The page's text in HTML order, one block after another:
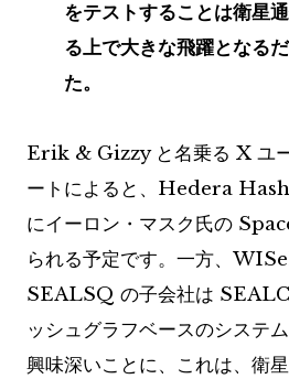
をテストすることは衛星
る上で大きな飛躍となる
た。
Erik & Gizzy と名乗る X ユ
ートによると、Hedera
にイーロン・マスク氏の
られる予定です。一方、
SEALSQ の子会社は
ッシュグラフベースのシステ
興味深いことに、これは、衛